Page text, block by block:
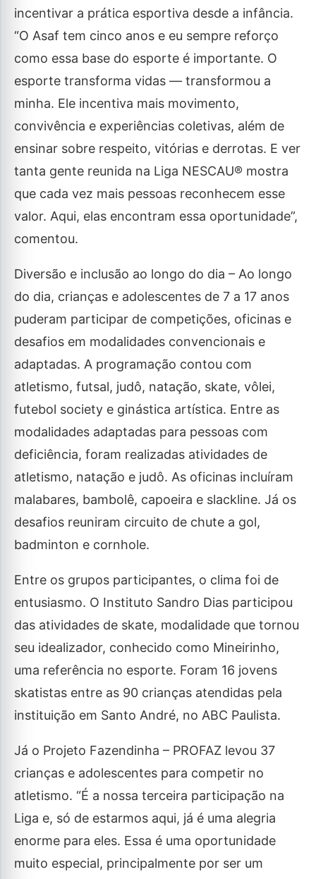
incentivar a prática esportiva desde a infância.
“O Asaf tem cinco anos e eu sempre reforço
como essa base do esporte é importante. O
esporte transforma vidas — transformou a
minha. Ele incentiva mais movimento,
convivência e experiências coletivas, além de
ensinar sobre respeito, vitórias e derrotas. E ver
tanta gente reunida na Liga NESCAU® mostra
que cada vez mais pessoas reconhecem esse
valor. Aqui, elas encontram essa oportunidade”,
comentou.
Diversão e inclusão ao longo do dia – Ao longo
do dia, crianças e adolescentes de 7 a 17 anos
puderam participar de competições, oficinas e
desafios em modalidades convencionais e
adaptadas. A programação contou com
atletismo, futsal, judô, natação, skate, vôlei,
futebol society e ginástica artística. Entre as
modalidades adaptadas para pessoas com
deficiência, foram realizadas atividades de
atletismo, natação e judô. As oficinas incluíram
malabares, bambolê, capoeira e slackline. Já os
desafios reuniram circuito de chute a gol,
badminton e cornhole.
Entre os grupos participantes, o clima foi de
entusiasmo. O Instituto Sandro Dias participou
das atividades de skate, modalidade que tornou
seu idealizador, conhecido como Mineirinho,
uma referência no esporte. Foram 16 jovens
skatistas entre as 90 crianças atendidas pela
instituição em Santo André, no ABC Paulista.
Já o Projeto Fazendinha – PROFAZ levou 37
crianças e adolescentes para competir no
atletismo. “É a nossa terceira participação na
Liga e, só de estarmos aqui, já é uma alegria
enorme para eles. Essa é uma oportunidade
muito especial, principalmente por ser um